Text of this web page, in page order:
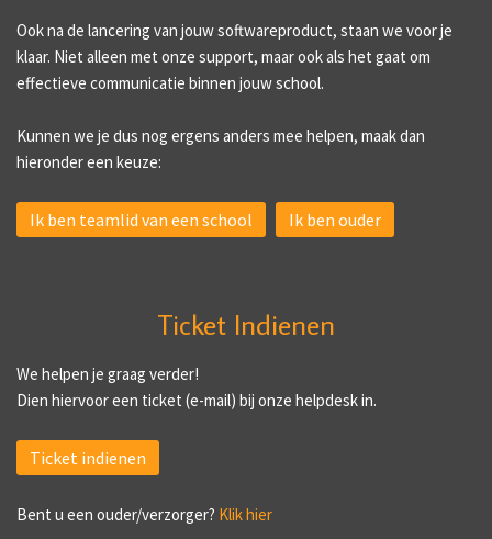
Ook na de lancering van jouw softwareproduct, staan we voor je
klaar. Niet alleen met onze support, maar ook als het gaat om
effectieve communicatie binnen jouw school.
Kunnen we je dus nog ergens anders mee helpen, maak dan
hieronder een keuze:
Ik ben teamlid van een school Ik ben ouder
Ticket Indienen
We helpen je graag verder!
Dien hiervoor een ticket (e-mail) bij onze helpdesk in.
Ticket indienen
Bent u een ouder/verzorger? Klik hier